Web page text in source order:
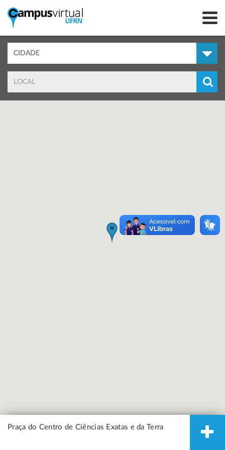
Praça do Centro de Ciências Exatas e da Terra